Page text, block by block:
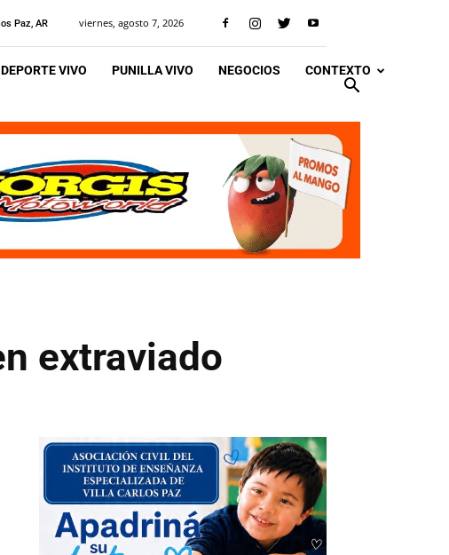
Paz, AR viernes, agosto 7, 2026
DEPORTE VIVO PUNILLA VIVO NEGOCIOS CONTEXTO
extraviado